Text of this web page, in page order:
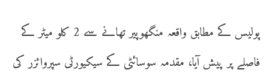
پولیس کے مطابق واقعہ منگھوپیر تھانے سے 2 کلو میٹر کے
فاصلے پر پیش آیا، مقدمہ سوسائٹی کے سیکیورٹی سپروائزر کی